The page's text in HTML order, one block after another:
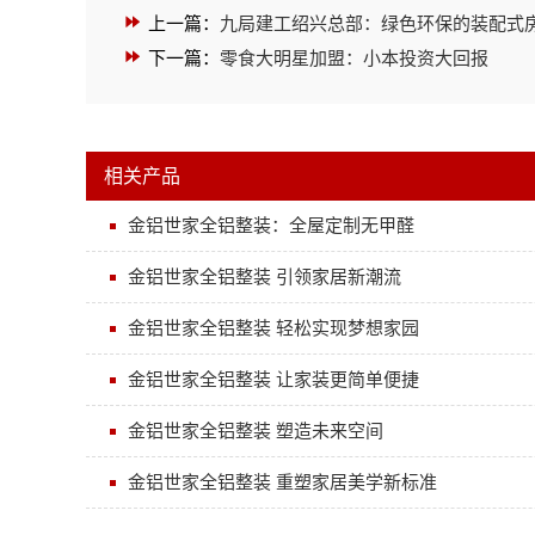
上一篇： 九局建工绍兴总部：绿色环保的装配式
下一篇： 零食大明星加盟：小本投资大回报
相关产品
金铝世家全铝整装：全屋定制无甲醛
金铝世家全铝整装 引领家居新潮流
金铝世家全铝整装 轻松实现梦想家园
金铝世家全铝整装 让家装更简单便捷
金铝世家全铝整装 塑造未来空间
金铝世家全铝整装 重塑家居美学新标准